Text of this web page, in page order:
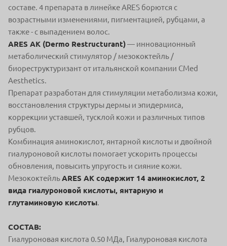
составе. 4 препарата в линейке ARES борются с
возрастными изменениями, пигментацией, рубцами, а
также - с выпадением волос.
ARES AK (Dermo Restructurant)— инновационный
метаболический стимулятор / мезококтейль /
биореструктуризант от итальянской компании CMed
Aesthetics.
Препарат разработан для стимуляции метаболизма кожи,
восстановления структуры дермы и эпидермиса,
коррекции уставшей, тусклой кожи и различных типов
рубцов.
Комбинация аминокислот, янтарной кислоты и двойной
гиалуроновой кислоты помогает ускорить процессы
обновления, повысить упругость и сияние кожи.
МезококтейльARES AK содержит 14 аминокислот, 2
вида гиалуроновой кислоты, янтарную и
глутаминовую кислоты.
СОСТАВ:
Гиалуроновая кислота 0.50 МДа, Гиалуроновая кислота